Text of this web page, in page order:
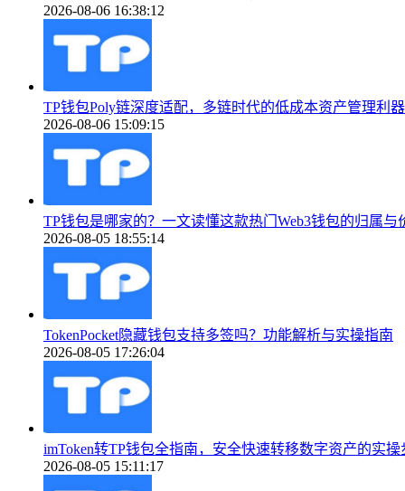
2026-08-06 16:38:12
TP钱包Poly链深度适配，多链时代的低成本资产管理利器
2026-08-06 15:09:15
TP钱包是哪家的？一文读懂这款热门Web3钱包的归属与
2026-08-05 18:55:14
TokenPocket隐藏钱包支持多签吗？功能解析与实操指南
2026-08-05 17:26:04
imToken转TP钱包全指南，安全快速转移数字资产的实操
2026-08-05 15:11:17